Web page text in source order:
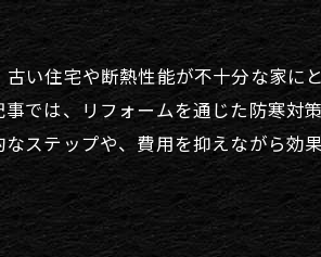
い住宅や断熱性能が不十分な家に
では、リフォームを通じた防寒対
ステップや、費用を抑えながら効